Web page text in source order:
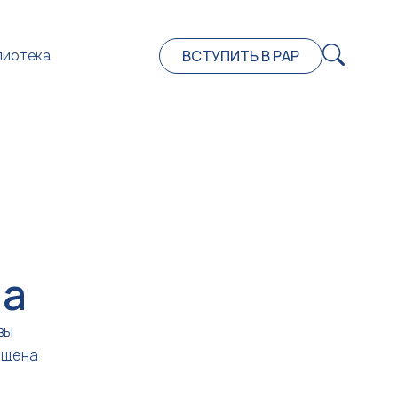
ВСТУПИТЬ В РАР